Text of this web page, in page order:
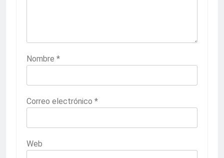
Nombre *
Correo electrónico *
Web